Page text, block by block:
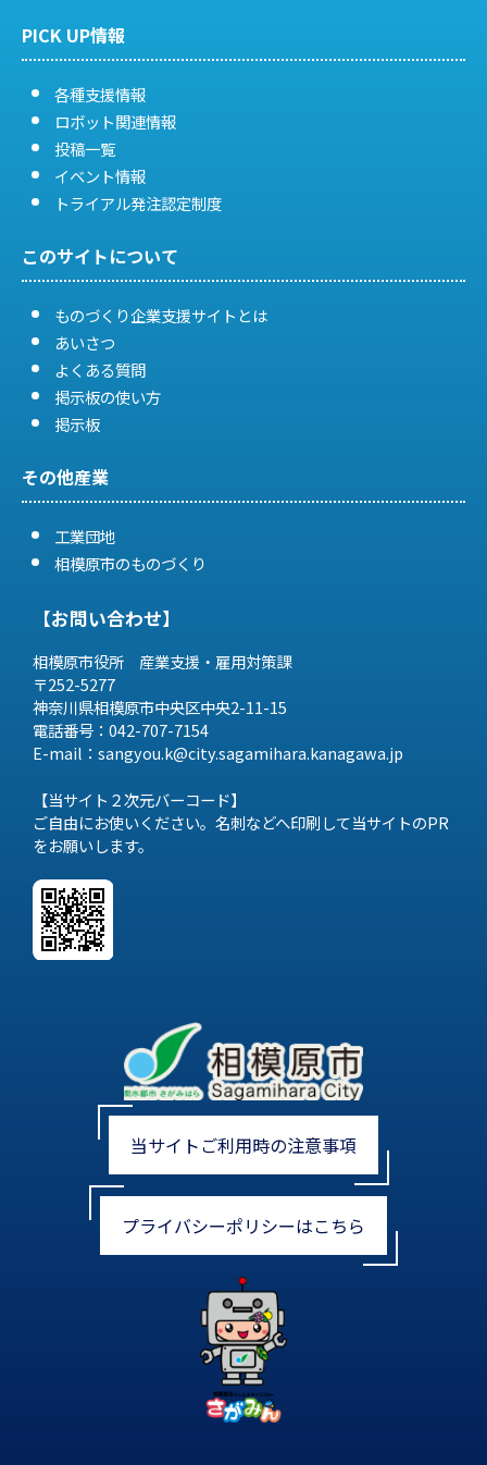
PICK UP情報
各種支援情報
ロボット関連情報
投稿一覧
イベント情報
トライアル発注認定制度
このサイトについて
ものづくり企業支援サイトとは
あいさつ
よくある質問
掲示板の使い方
掲示板
その他産業
工業団地
相模原市のものづくり
【お問い合わせ】
相模原市役所 産業支援・雇用対策課
〒252-5277
神奈川県相模原市中央区中央2-11-15
電話番号：042-707-7154
E-mail：sangyou.k@city.sagamihara.kanagawa.jp
【当サイト２次元バーコード】
ご自由にお使いください。名刺などへ印刷して当サイトのPR
をお願いします。
当サイトご利用時の注意事項
プライバシーポリシーはこちら